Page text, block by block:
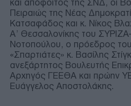
και απόφοιτος της ΣΝΔ, οι
Πειραιώς της Νέας
Κατσαφάδος και κ. Νίκος
Α’ Θεσσαλονίκης του
Νοτοπούλου, ο πρόεδρος
«Σπαρτιάτες» κ. Βασίλης
ανεξάρτητος Βουλευτής
Αρχηγός ΓΕΕΘΑ και πρώην
Ευάγγελος Αποστολάκης.